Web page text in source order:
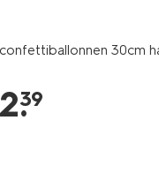
confettiballonnen 30cm
.
39